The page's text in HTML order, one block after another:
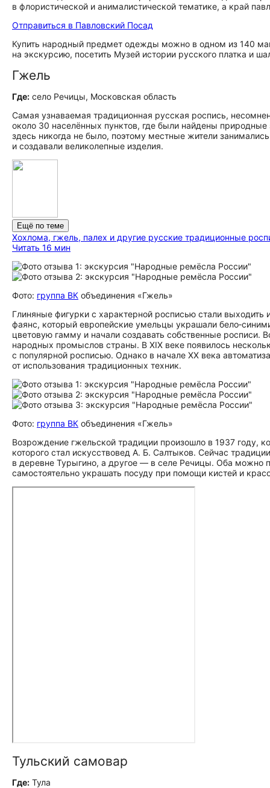
в флористической и анималистической тематике, а край
Отправиться в Павловский Посад
Купить народный предмет одежды можно в одном из 140
на экскурсию, посетить Музей истории русского платка и
Гжель
Где: село Речицы, Московская область
Самая узнаваемая традиционная русская роспись,
около 30 населённых пунктов, где были найдены
здесь никогда не было, поэтому местные жители
и создавали великолепные изделия.
Ещё по теме
Хохлома, гжель, палех и другие русские традиционные
Читать 16 мин
Фото: группа ВК объединения «Гжель»
Глиняные фигурки с характерной росписью стали
фаянс, который европейские умельцы украшали
цветовую гамму и начали создавать собственные
народных промыслов страны. В XIX веке появилось
с популярной росписью. Однако в начале XX века
от использования традиционных техник.
Фото: группа ВК объединения «Гжель»
Возрождение гжельской традиции произошло в 1937 году,
которого стал искусствовед А. Б. Салтыков. Сейчас
в деревне Турыгино, а другое — в селе Речицы. Оба можно
самостоятельно украшать посуду при помощи кистей и
Тульский самовар
Где: Тула